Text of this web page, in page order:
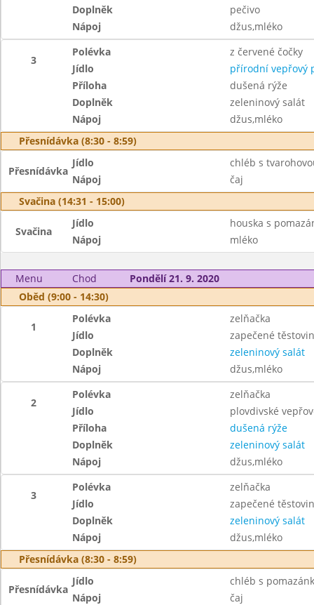
Doplněk
pečivo
Nápoj
džus,mléko
3
Polévka
z červené čočky
Jídlo
přírodní vepřový
Příloha
dušená rýže
Doplněk
zeleninový salát
Nápoj
džus,mléko
Přesnídávka (8:30 - 8:59)
Přesnídávka
Jídlo
chléb s
Nápoj
čaj
Svačina (14:31 - 15:00)
Svačina
Jídlo
houska s
Nápoj
mléko
Menu Chod
Pondělí 21. 9. 2020
Oběd (9:00 - 14:30)
1
Polévka
zelňačka
Jídlo
zapečené
Doplněk
zeleninový salát
Nápoj
džus,mléko
2
Polévka
zelňačka
Jídlo
plovdivské
Příloha
dušená rýže
Doplněk
zeleninový salát
Nápoj
džus,mléko
3
Polévka
zelňačka
Jídlo
zapečené
Doplněk
zeleninový salát
Nápoj
džus,mléko
Přesnídávka (8:30 - 8:59)
Přesnídávka
Jídlo
chléb s
Nápoj
čaj